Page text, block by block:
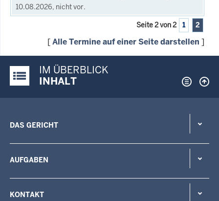
10.08.2026, nicht vor.
Seite 2 von 2 1 2
[Alle Termine auf einer Seite darstellen ]
Justiz-Portal im Überblick:
IM ÜBERBLICK
INHALT
DAS GERICHT
AUFGABEN
KONTAKT